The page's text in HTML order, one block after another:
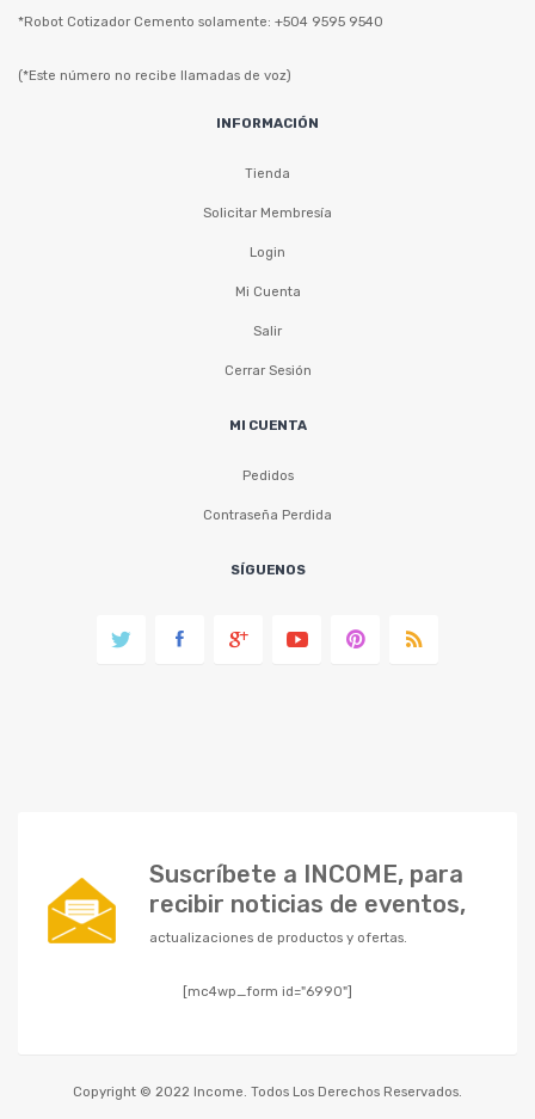
*Robot Cotizador Cemento solamente: +504 9595 9540
(*Este número no recibe llamadas de voz)
INFORMACIÓN
Tienda
Solicitar Membresía
Login
Mi Cuenta
Salir
Cerrar Sesión
MI CUENTA
Pedidos
Contraseña Perdida
SÍGUENOS
Suscríbete a INCOME, para
recibir noticias de eventos,
actualizaciones de productos y ofertas.
[mc4wp_form id="6990"]
Copyright © 2022 Income. Todos Los Derechos Reservados.